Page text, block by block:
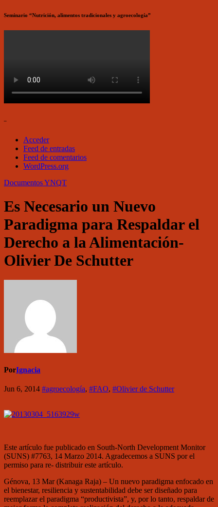
Seminario “Nutrición, alimentos tradicionales y agroecología”
–
Acceder
Feed de entradas
Feed de comentarios
WordPress.org
DocumentosYNQT
Es Necesario un Nuevo
Paradigma para Respaldar el
Derecho a la Alimentación-
Olivier De Schutter
PorIgnacia
Jun 6, 2014 #agroecología, #FAO, #Olivier de Schutter
Este artículo fue publicado en South-North Development Monitor
(SUNS) #7763, 14 Marzo 2014. Agradecemos a SUNS por el
permiso para re- distribuir este artículo.
Génova, 13 Mar (Kanaga Raja) – Un nuevo paradigma enfocado en
el bienestar, resiliencia y sustentabilidad debe ser diseñado para
reemplazarel paradigma “productivista”, y, por lo tanto, respaldar de